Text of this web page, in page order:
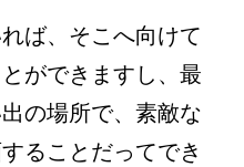
ば、そこへ向けて
ができますし、最
の場所で、素敵な
ることだってでき